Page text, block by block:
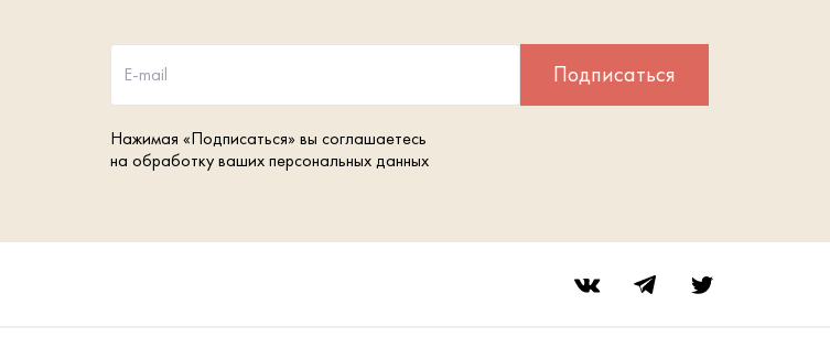
E-mail Подписаться
Нажимая «Подписаться» вы соглашаетесь
на обработку ваших персональных данных